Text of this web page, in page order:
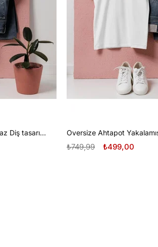
Oversize Tüplü Dalış ve Beyaz Diş tasarım unisex T-shirt
₺499,00
₺749,99